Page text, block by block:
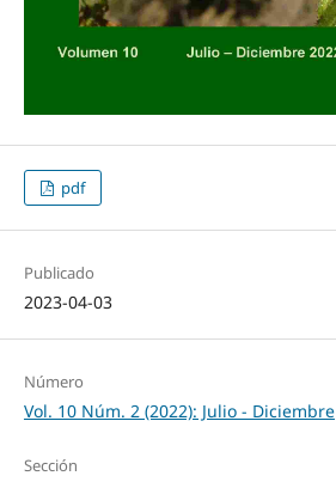
pdf
Publicado
2023-04-03
Número
Vol. 10 Núm. 2 (2022): Julio - Diciembre
Sección